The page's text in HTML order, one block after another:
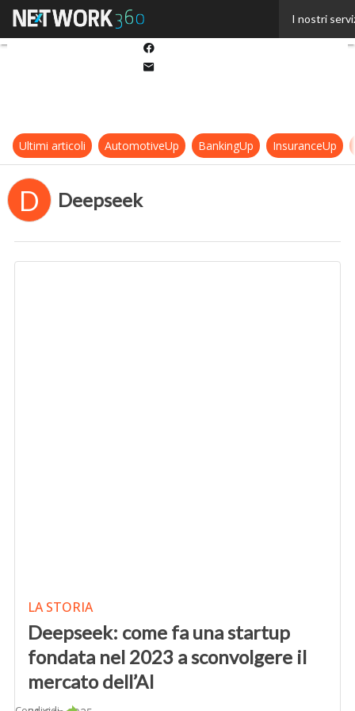
I nostri
Ultimi articoli AutomotiveUp BankingUp InsuranceUp
D Deepseek
LA STORIA
Deepseek: come fa una startup
fondata nel 2023 a sconvolgere il
mercato dell’AI